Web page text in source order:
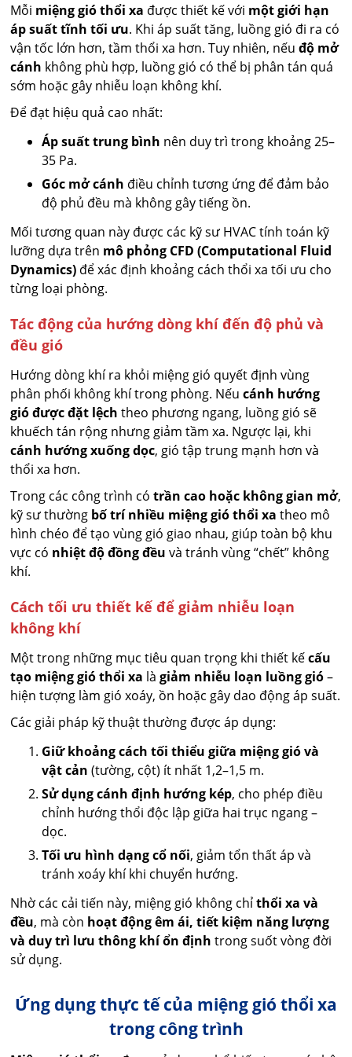
Mỗi miệng gió thổi xa được thiết kế với một giới hạn
áp suất tĩnh tối ưu. Khi áp suất tăng, luồng gió đi ra có
vận tốc lớn hơn, tầm thổi xa hơn. Tuy nhiên, nếuđộ mở
cánh không phù hợp, luồng gió có thể bị phân tán quá
sớm hoặc gây nhiễu loạn không khí.
Để đạt hiệu quả cao nhất:
Áp suất trung bình nên duy trì trong khoảng 25–
35 Pa.
Góc mở cánh điều chỉnh tương ứng để đảm bảo
độ phủ đều mà không gây tiếng ồn.
Mối tương quan này được các kỹ sư HVAC tính toán kỹ
lưỡng dựa trên mô phỏng CFD (Computational Fluid
Dynamics) để xác định khoảng cách thổi xa tối ưu cho
từng loại phòng.
Tác động của hướng dòng khí đến độ phủ và
đều gió
Hướng dòng khí ra khỏi miệng gió quyết định vùng
phân phối không khí trong phòng. Nếucánh hướng
gió được đặt lệch theo phương ngang, luồng gió sẽ
khuếch tán rộng nhưng giảm tầm xa. Ngược lại, khi
cánh hướng xuống dọc, gió tập trung mạnh hơn và
thổi xa hơn.
Trong các công trình cótrần cao hoặc không gian mở,
kỹ sư thường bố trí nhiều miệng gió thổi xa theo mô
hình chéo để tạo vùng gió giao nhau, giúp toàn bộ khu
vực có nhiệt độ đồng đều và tránh vùng “chết” không
khí.
Cách tối ưu thiết kế để giảm nhiễu loạn
không khí
Một trong những mục tiêu quan trọng khi thiết kếcấu
tạo miệng gió thổi xa làgiảm nhiễu loạn luồng gió–
hiện tượng làm gió xoáy, ồn hoặc gây dao động áp suất.
Các giải pháp kỹ thuật thường được áp dụng:
Giữ khoảng cách tối thiểu giữa miệng gió và
vật cản (tường, cột) ít nhất 1,2–1,5 m.
Sử dụng cánh định hướng kép, cho phép điều
chỉnh hướng thổi độc lập giữa hai trục ngang –
dọc.
Tối ưu hình dạng cổ nối, giảm tổn thất áp và
tránh xoáy khí khi chuyển hướng.
Nhờ các cải tiến này, miệng gió không chỉthổi xa và
đều, mà còn hoạt động êm ái, tiết kiệm năng lượng
và duy trì lưu thông khí ổn định trong suốt vòng đời
sử dụng.
Ứng dụng thực tế của miệng gió thổi xa
trong công trình